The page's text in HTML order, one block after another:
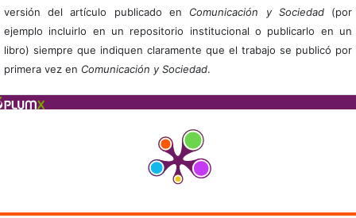
versión del artículo publicado en Comunicación y Sociedad(por
ejemplo incluirlo en un repositorio institucional o publicarlo en un
libro) siempre que indiquen claramente que el trabajo se publicó por
primera vez en Comunicación y Sociedad.